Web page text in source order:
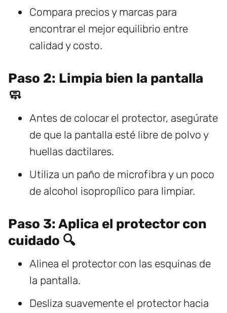
Compara precios y marcas para
encontrar el mejor equilibrio entre
calidad y costo.
Paso 2: Limpia bien la pantalla
🧼
Antes de colocar el protector, asegúrate
de que la pantalla esté libre de polvo y
huellas dactilares.
Utiliza un paño de microfibra y un poco
de alcohol isopropílico para limpiar.
Paso 3: Aplica el protector con
cuidado 🔍
Alinea el protector con las esquinas de
la pantalla.
Desliza suavemente el protector hacia